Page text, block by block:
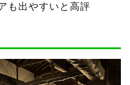
も出やすいと高評